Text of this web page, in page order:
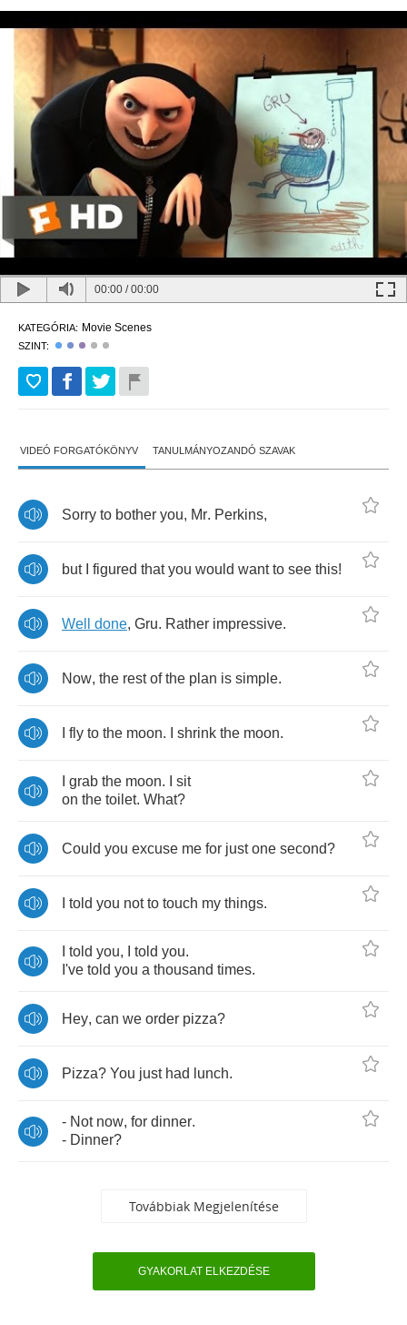
00:00 /00:00
KATEGÓRIA: Movie Scenes
SZINT:
VIDEÓ FORGATÓKÖNYV TANULMÁNYOZANDÓ SZAVAK
Sorry to bother you, Mr. Perkins,
but figured that you would want to see this!
Well done, Gru. Rather impressive.
Now, the rest of the plan is simple.
fly to the moon. shrink the moon.
grab the moon.
sit
on the toilet. What?
Could you excuse me for just one second?
told you not to touch my things.
told you, told you.
I've told you a thousand times.
Hey, can we order pizza?
Pizza? You just had lunch.
- Not now, for dinner.
- Dinner?
Továbbiak Megjelenítése
GYAKORLAT ELKEZDÉSE